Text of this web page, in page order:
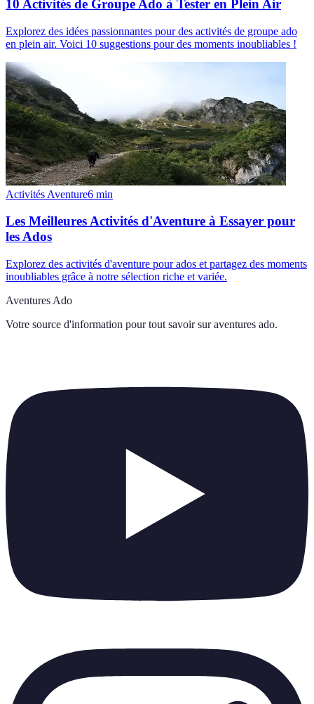
10 Activités de Groupe Ado à Tester en Plein Air
Explorez des idées passionnantes pour des activités de groupe ado
en plein air. Voici 10 suggestions pour des moments inoubliables !
Activités Aventure6 min
Les Meilleures Activités d'Aventure à Essayer pour
les Ados
Explorez des activités d'aventure pour ados et partagez des moments
inoubliables grâce à notre sélection riche et variée.
Aventures Ado
Votre source d'information pour tout savoir sur aventures ado.